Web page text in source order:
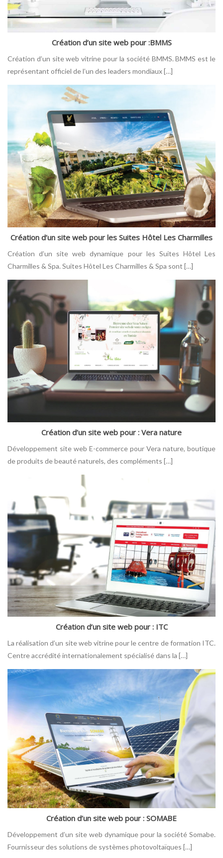
Création d’un site web pour :BMMS
Création d’un site web vitrine pour la société BMMS. BMMS est le
représentant officiel de l’un des leaders mondiaux […]
Création d’un site web pour les Suites Hôtel Les Charmilles
Création d’un site web dynamique pour les Suites Hôtel Les
Charmilles & Spa. Suites Hôtel Les Charmilles & Spa sont […]
Création d’un site web pour : Vera nature
Développement site web E-commerce pour Vera nature, boutique
de produits de beauté naturels, des compléments […]
Création d’un site web pour : ITC
La réalisation d’un site web vitrine pour le centre de formation ITC.
Centre accrédité internationalement spécialisé dans la […]
Création d’un site web pour : SOMABE
Développement d’un site web dynamique pour la société Somabe.
Fournisseur des solutions de systèmes photovoltaïques […]